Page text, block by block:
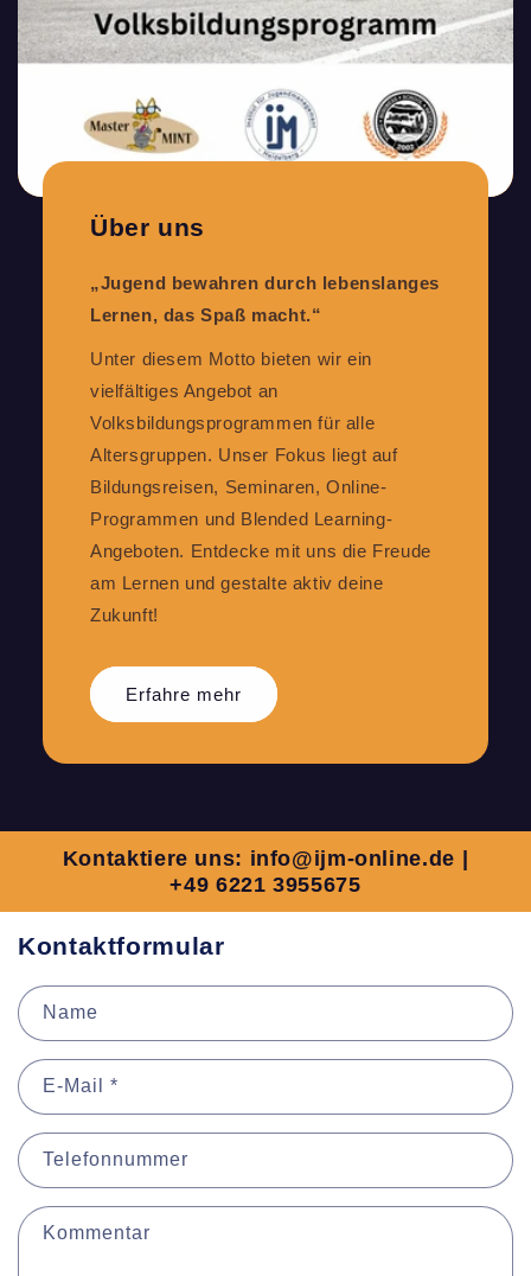
Über uns
„Jugend bewahren durch lebenslanges
Lernen, das Spaß macht.“
Unter diesem Motto bieten wir ein
vielfältiges Angebot an
Volksbildungsprogrammen für alle
Altersgruppen. Unser Fokus liegt auf
Bildungsreisen, Seminaren, Online-
Programmen und Blended Learning-
Angeboten. Entdecke mit uns die Freude
am Lernen und gestalte aktiv deine
Zukunft!
Erfahre mehr
Kontaktiere uns: info@ijm-online.de |
+49 6221 3955675
Kontaktformular
Name
E-Mail *
Telefonnummer
Kommentar